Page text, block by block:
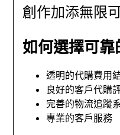
創作加添無限可
如何選擇可
透明的代購費用
良好的客戶代購
完善的物流追蹤
專業的客戶服務